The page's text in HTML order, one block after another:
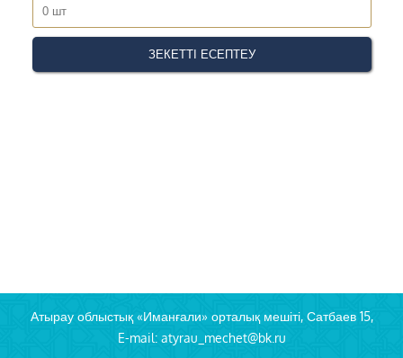
Атырау облыстық «Иманғали» орталық мешіті, Сатбаев 15,
E-mail: atyrau_mechet@bk.ru